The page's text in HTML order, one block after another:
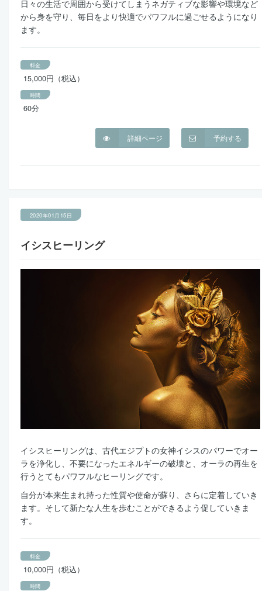
日々の生活で周囲から受けてしまうネガティブな影響や環境など
から身を守り、毎日をより快適でパワフルに過ごせるようになり
ます。
料金
15,000円（税込）
時間
60分
予約する
詳細ページ
2020年01月15日
イシスヒーリング
イシスヒーリングは、古代エジプトの女神イシスのパワーでオー
ラを浄化し、不要になったエネルギーの破壊と、オーラの再生を
行うとてもパワフルなヒーリングです。
自分が本来生まれ持った性質や使命が蘇り、さらに定着していき
ます。そして新たな人生を歩むことができるよう促していきま
す。
料金
10,000円（税込）
時間